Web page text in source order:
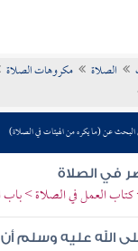
الصلاة
مكروهات الصلاة
البحث عن (ما يكره من الهيئات في الصلاة)
في الصلاة
العمل في الصلاة > باب
الله عليه وسلم